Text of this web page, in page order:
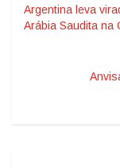
Argentina leva
Arábia Saudita na